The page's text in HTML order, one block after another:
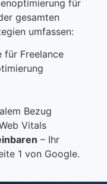
für
gesamten
umfassen:
für Freelance
Bezug
Vitals
– Ihr
1 von Google.